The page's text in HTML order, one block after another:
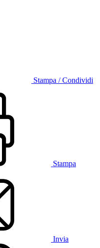
Stampa / Condividi
Stampa
Invia